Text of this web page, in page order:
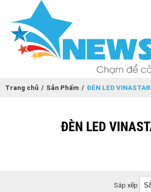
Trang chủ / Sản Phẩm / ĐÈN LED VINASTAR
ĐÈN LED
Sắp xếp